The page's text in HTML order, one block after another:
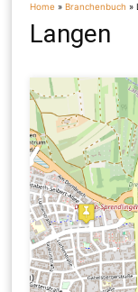
Home »Branchenbuch »
Langen